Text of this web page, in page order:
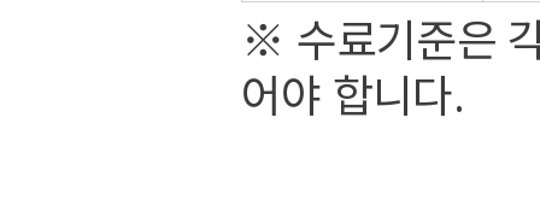
※ 수료기준은
어야 합니다.